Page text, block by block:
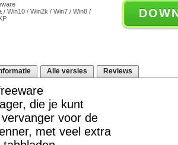
/ Win10 / Win2k / Win7 / Win8 /
Alle versies Reviews
die je kunt
voor de
met veel extra